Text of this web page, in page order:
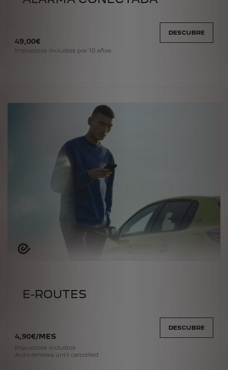
49,00€
Impuestos incluídos por 10 años
DESCUBRE
E-ROUTES
4,90€/MES
Impuestos incluídos
Auto-renews until cancelled
DESCUBRE